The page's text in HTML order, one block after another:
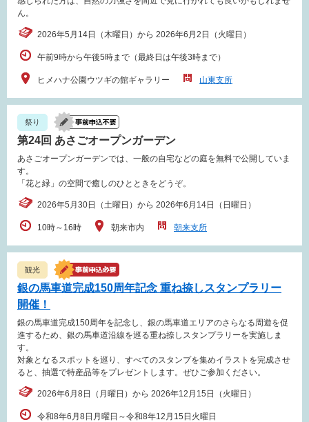
ん。
2026年5月14日（木曜日）から 2026年6月2日（火曜日）
午前9時から午後5時まで（最終日は午後3時まで）
ヒメハナ公園ウツギの館ギャラリー 山東支所
祭り
第24回 あさごオープンガーデン
あさごオープンガーデンでは、一般の自宅などの庭を無料で公開していま
す。
「花と緑」の空間で癒しのひとときをどうぞ。
2026年5月30日（土曜日）から 2026年6月14日（日曜日）
10時～16時 朝来市内 朝来支所
観光
銀の馬車道完成150周年記念 重ね捺しスタンプラリー
開催！
銀の馬車道完成150周年を記念し、銀の馬車道エリアのさらなる周遊を促
進するため、銀の馬車道沿線を巡る重ね捺しスタンプラリーを実施しま
す。
対象となるスポットを巡り、すべてのスタンプを集めイラストを完成させ
ると、抽選で特産品等をプレゼントします。ぜひご参加ください。
2026年6月8日（月曜日）から 2026年12月15日（火曜日）
令和8年6月8日月曜日～令和8年12月15日火曜日